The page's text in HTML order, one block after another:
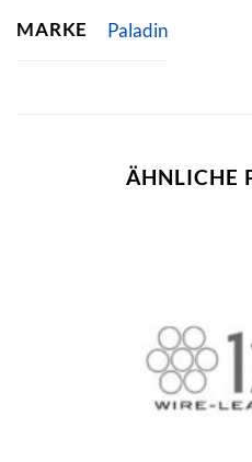
MARKE Paladin
ÄHNLICHE